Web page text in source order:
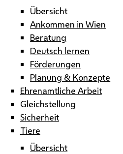
Übersicht
Ankommen in Wien
Beratung
Deutsch lernen
Förderungen
Planung & Konzepte
Ehrenamtliche Arbeit
Gleichstellung
Sicherheit
Tiere
Übersicht